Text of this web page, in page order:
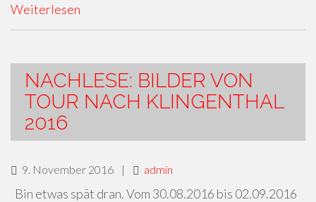
Weiterlesen
NACHLESE: BILDER VON
TOUR NACH KLINGENTHAL
2016
9. November 2016 | admin
Bin etwas spät dran. Vom 30.08.2016 bis 02.09.2016